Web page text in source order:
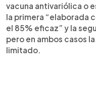
vacuna antivariólica o
la primera “elaborada
el 85% eficaz” y la
pero en ambos casos
limitado.